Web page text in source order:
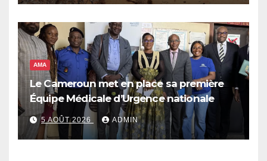
millions de personnes dans l’insécurité
alimentaire aiguë
AMA
Le Cameroun met en place sa première
Équipe Médicale d’Urgence nationale
5 AOÛT 2026 ADMIN